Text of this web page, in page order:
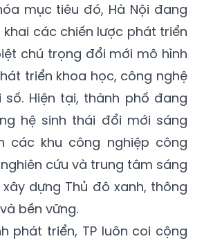
mục tiêu đó, Hà Nội đang
các chiến lược phát triển
chú trọng đổi mới mô hình
triển khoa học, công nghệ
Hiện tại, thành phố đang
hệ sinh thái đổi mới sáng
các khu công nghiệp công
cứu và trung tâm sáng
dựng Thủ đô xanh, thông
bền vững.
phát triển, TP luôn coi cộng